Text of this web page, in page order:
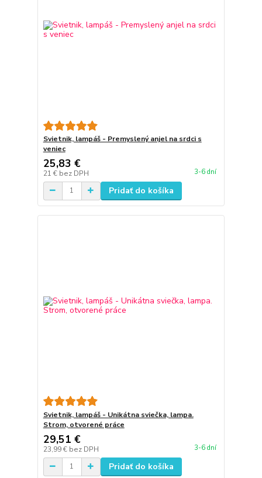
Svietnik, lampáš - Premyslený anjel na srdci s
veniec
25,83 €
21 € bez DPH 3-6 dní
Pridať do košíka
Svietnik, lampáš - Unikátna sviečka, lampa.
Strom, otvorené práce
29,51 €
23,99 € bez DPH 3-6 dní
Pridať do košíka